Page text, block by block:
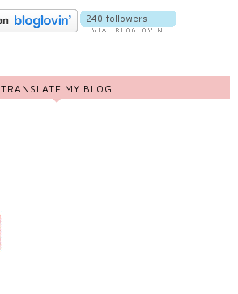
TRANSLATE MY BLOG